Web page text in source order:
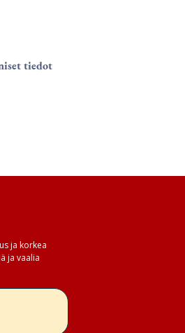
tiedot
ja korkea
ja vaalia